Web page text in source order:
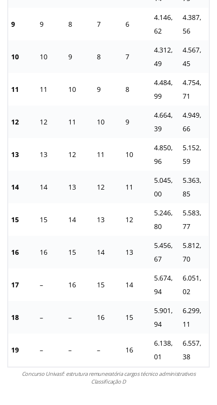
9 9 8 7 6
4.146,
62
4.387,
56
10 10 9 8 7
4.312,
49
4.567,
45
11 11 10 9 8
4.484,
99
4.754,
71
12 12 11 10 9
4.664,
39
4.949,
66
13 13 12 11 10
4.850,
96
5.152,
59
14 14 13 12 11
5.045,
00
5.363,
85
15 15 14 13 12
5.246,
80
5.583,
77
16 16 15 14 13
5.456,
67
5.812,
70
17 – 16 15 14
5.674,
94
6.051,
02
18 – – 16 15
5.901,
94
6.299,
11
19 – – – 16
6.138,
01
6.557,
38
Concurso Univasf: estrutura remuneratória cargos técnico administrativos
Classificação D